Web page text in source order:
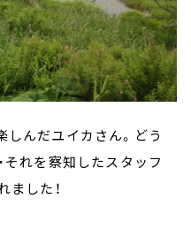
んだユイカさん。どう
それを察知したスタッフ
ました！